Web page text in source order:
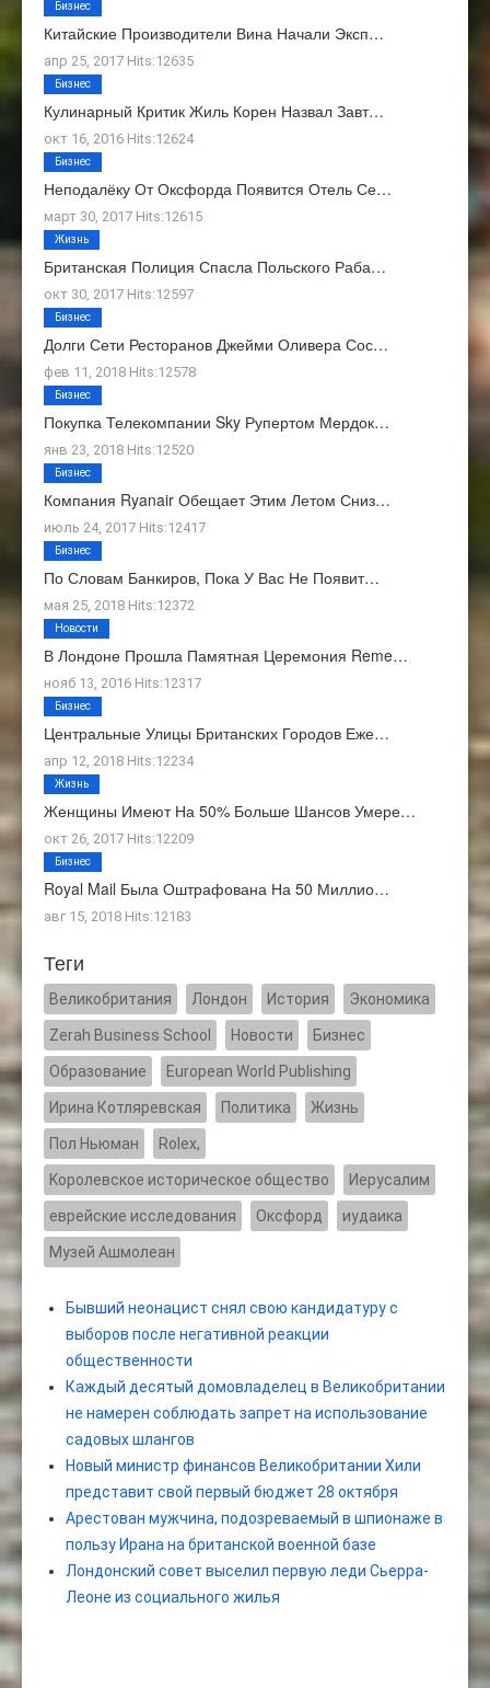
Китайские Производители Вина Начали Эксп…
апр 25, 2017 Hits:12635
Бизнес
Кулинарный Критик Жиль Корен Назвал Завт…
окт 16, 2016 Hits:12624
Бизнес
Неподалёку От Оксфорда Появится Отель Се…
март 30, 2017 Hits:12615
Бизнес
Британская Полиция Спасла Польского Раба…
окт 30, 2017 Hits:12597
Жизнь
Долги Сети Ресторанов Джейми Оливера Сос…
фев 11, 2018 Hits:12578
Бизнес
Покупка Телекомпании Sky Рупертом Мердок…
янв 23, 2018 Hits:12520
Бизнес
Компания Ryanair Обещает Этим Летом Сниз…
июль 24, 2017 Hits:12417
Бизнес
По Словам Банкиров, Пока У Вас Не Появит…
мая 25, 2018 Hits:12372
Бизнес
В Лондоне Прошла Памятная Церемония Reme…
нояб 13, 2016 Hits:12317
Новости
Центральные Улицы Британских Городов Еже…
апр 12, 2018 Hits:12234
Бизнес
Женщины Имеют На 50% Больше Шансов Умере…
окт 26, 2017 Hits:12209
Жизнь
Royal Mail Была Оштрафована На 50 Миллио…
авг 15, 2018 Hits:12183
Бизнес
Теги
Великобритания Лондон История Экономика
Zerah Business School Новости Бизнес
Образование European World Publishing
Ирина Котляревская Политика Жизнь
Пол Ньюман Rolex,
Kоролевское историческое общество Иерусалим
еврейские исследования Оксфорд иудаика
Музей Ашмолеан
Бывший неонацист снял свою кандидатуру с
выборов после негативной реакции
общественности
Каждый десятый домовладелец в Великобритании
не намерен соблюдать запрет на использование
садовых шлангов
Новый министр финансов Великобритании Хили
представит свой первый бюджет 28 октября
Арестован мужчина, подозреваемый в шпионаже в
пользу Ирана на британской военной базе
Лондонский совет выселил первую леди Сьерра-
Леоне из социального жилья